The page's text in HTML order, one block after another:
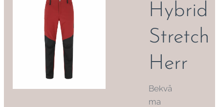
Hybrid
Herr
Bekvä
ma